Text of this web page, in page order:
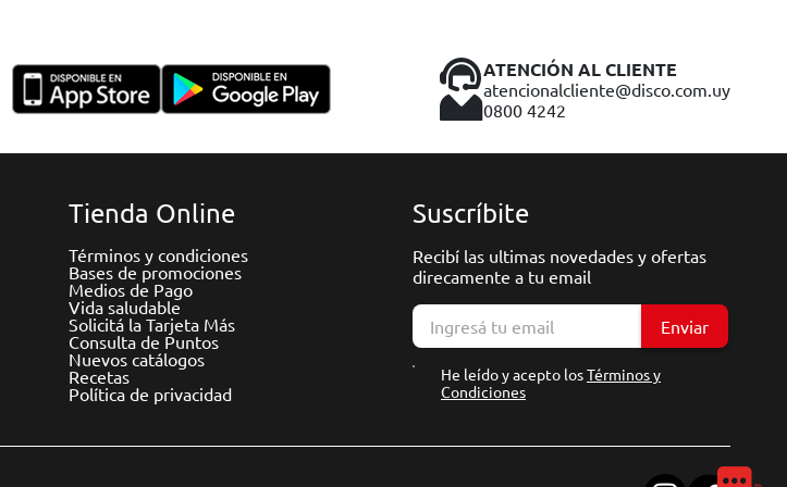
ATENCIÓN AL CLIENTE
atencionalcliente@disco.com.uy
0800 4242
Tienda Online
Términos y condiciones
Bases de promociones
Medios de Pago
Vida saludable
Solicitá la Tarjeta Más
Consulta de Puntos
Nuevos catálogos
Recetas
Política de privacidad
Suscríbite
Recibí las ultimas novedades y ofertas
direcamente a tu email
Enviar
He leído y acepto losTérminos y
Condiciones